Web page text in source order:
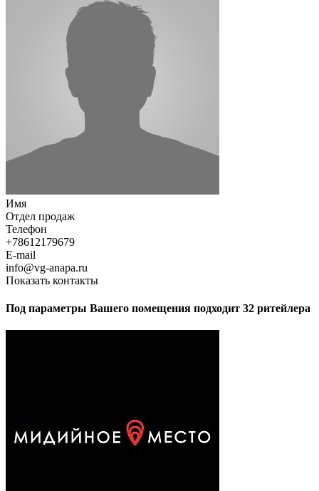
Имя
Отдел продаж
Телефон
+78612179679
E-mail
info@vg-anapa.ru
Показать контакты
Под параметры Вашего помещения подходит 32 ритейлера